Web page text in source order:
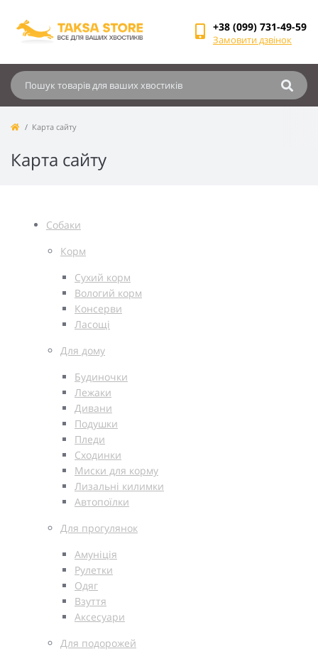
+38 (099) 731-49-59
Замовити дзвінок
Карта сайту
Карта сайту
Собаки
Корм
Сухий корм
Вологий корм
Консерви
Ласощі
Для дому
Будиночки
Лежаки
Дивани
Подушки
Пледи
Сходинки
Миски для корму
Лизальні килимки
Автопоїлки
Для прогулянок
Амуніція
Рулетки
Одяг
Взуття
Аксесуари
Для подорожей